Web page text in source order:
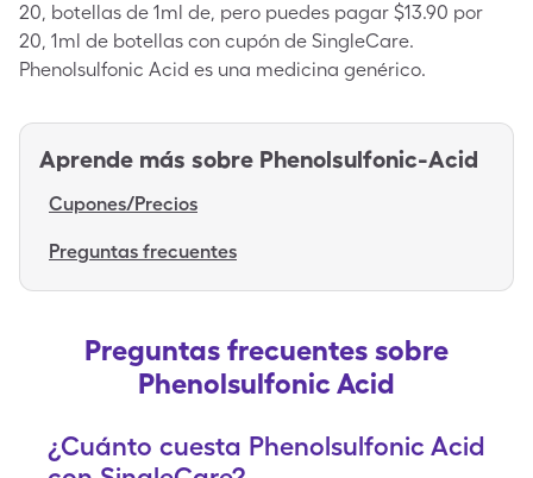
20, botellas de 1ml de, pero puedes pagar $13.90 por
20, 1ml de botellas con cupón de SingleCare.
Phenolsulfonic Acid es una medicina genérico.
Aprende más sobre Phenolsulfonic-Acid
Cupones/Precios
Preguntas frecuentes
Preguntas frecuentes sobre
Phenolsulfonic Acid
¿Cuánto cuesta Phenolsulfonic Acid